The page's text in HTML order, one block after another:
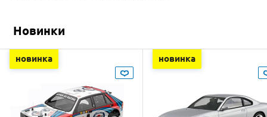
Новинки
новинка новинка